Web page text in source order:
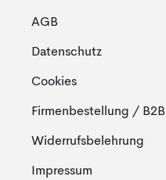
AGB
Datenschutz
Cookies
Firmenbestellung / B2B
Widerrufsbelehrung
Impressum